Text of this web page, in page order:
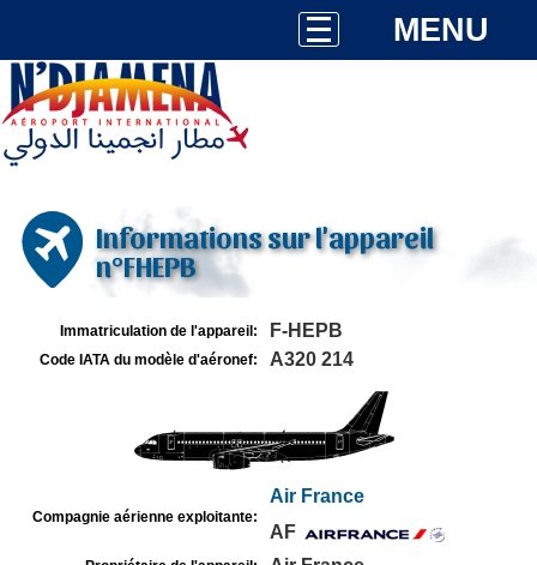
MENU
Informations sur l'appareil
n°FHEPB
Immatriculation de l'appareil: F-HEPB
Code IATA du modèle d'aéronef: A320 214
Compagnie aérienne exploitante:
Air France
AF